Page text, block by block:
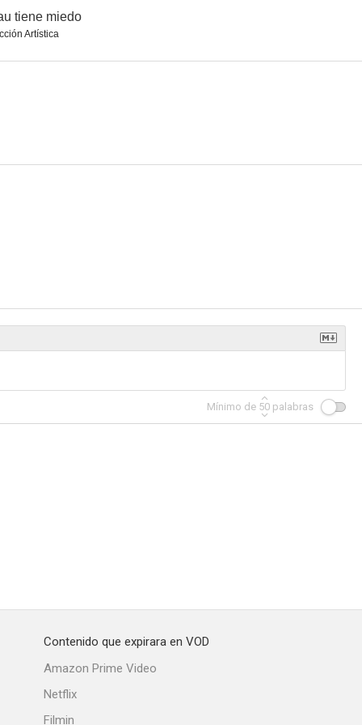
tiene miedo
Artística
Mínimo de 50 palabras
Contenido que expirara en VOD
Amazon Prime Video
Netflix
Filmin